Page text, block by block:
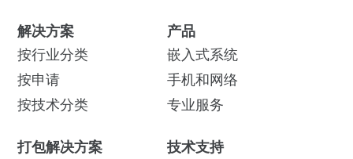
解决方案
按行业分类
按申请
按技术分类
打包解决方案
产品
嵌入式系统
手机和网络
专业服务
技术支持